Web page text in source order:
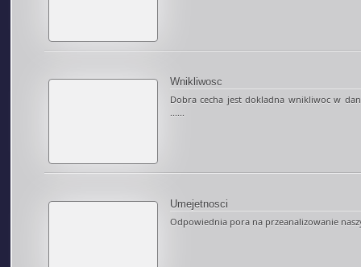
Wnikliwosc
Dobra cecha jest dokladna wnikliwoc w
......
Umejetnosci
Odpowiednia pora na przeanalizowanie